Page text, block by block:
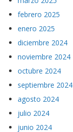
febrero 2025
enero 2025
diciembre 2024
noviembre 2024
octubre 2024
septiembre 2024
agosto 2024
julio 2024
junio 2024